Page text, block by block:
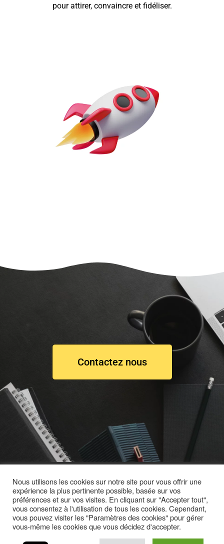
pour attirer, convaincre et fidéliser.
Contactez nous
Nous utilisons les cookies sur notre site pour vous offrir une
expérience la plus pertinente possible, basée sur vos
préférences et sur vos visites. En cliquant sur "Accepter tout",
vous consentez à l'utilisation de tous les cookies. Cependant,
vous pouvez visiter les "Paramètres des cookies" pour gérer
vous-même les cookies que vous décidez d'accepter.